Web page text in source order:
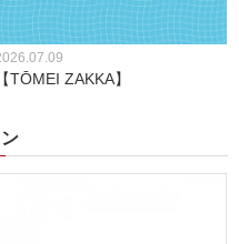
【TŌMEI ZAKKA】